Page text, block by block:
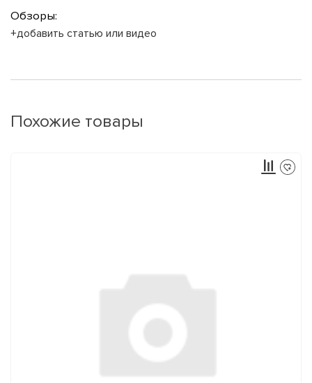
Обзоры:
+добавить статью или видео
Похожие товары